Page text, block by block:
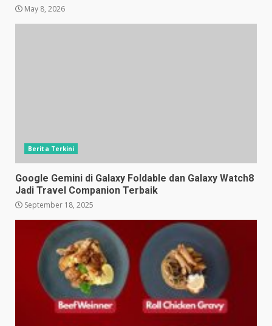
May 8, 2026
Berita Terkini
Google Gemini di Galaxy Foldable dan Galaxy Watch8
Jadi Travel Companion Terbaik
September 18, 2025